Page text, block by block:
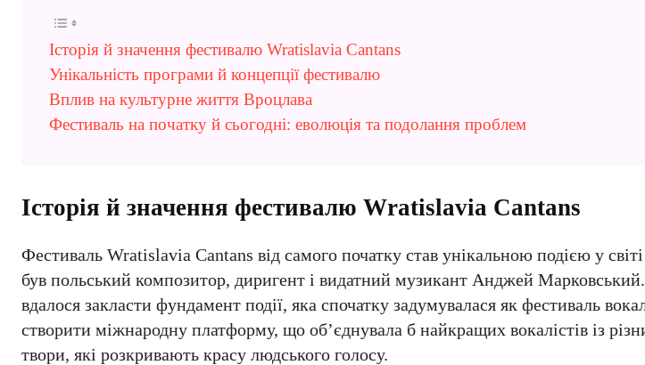
Історія й значення фестивалю Wratislavia Cantans
Унікальність програми й концепції фестивалю
Вплив на культурне життя Вроцлава
Фестиваль на початку й сьогодні: еволюція та подолання проблем
Історія й значення фестивалю Wratislavia Cantans
Фестиваль Wratislavia Cantans від самого початку став унікальною подією у
був польський композитор, диригент і видатний музикант Анджей
вдалося закласти фундамент події, яка спочатку задумувалася як фестиваль
створити міжнародну платформу, що об’єднувала б найкращих вокалістів із
твори, які розкривають красу людського голосу.